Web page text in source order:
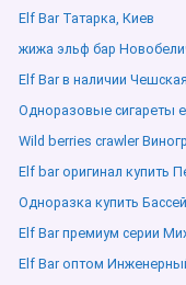
Elf Bar Татарка, Киев
жижа эльф бар
Elf Bar в наличии
Одноразовые сигареты
Wild berries crawler
Elf bar оригинал купить
Одноразка купить
Elf Bar премиум серии
Elf Bar оптом